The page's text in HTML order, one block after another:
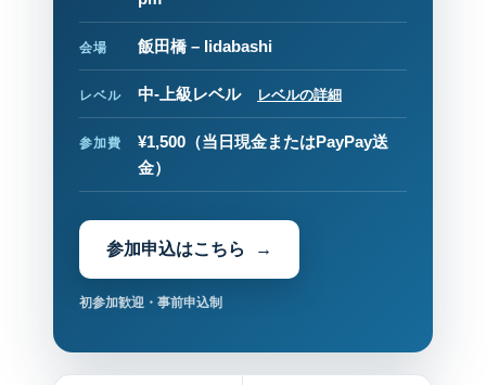
会場 飯田橋 – Iidabashi
レベル 中-上級レベル レベルの詳細
参加費 ¥1,500 （当日現金またはPayPay送
金）
参加申込はこちら
初参加歓迎・事前申込制